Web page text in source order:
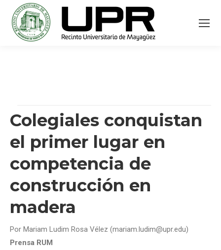
Colegiales conquistan
el primer lugar en
competencia de
construcción en
madera
Por Mariam Ludim Rosa Vélez (mariam.ludim@upr.edu)
Prensa RUM